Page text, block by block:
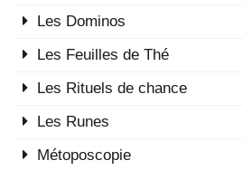
Les Dominos
Les Feuilles de Thé
Les Rituels de chance
Les Runes
Métoposcopie